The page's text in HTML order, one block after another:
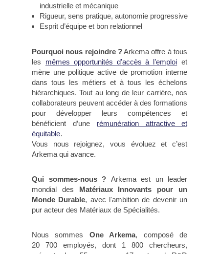
industrielle et mécanique
Rigueur, sens pratique, autonomie progressive
Esprit d’équipe et bon relationnel
Pourquoi nous rejoindre ?Arkema offre à tous
les
mêmes opportunités d’accès à l’emploi et
mène une politique active de promotion interne
dans tous les métiers et à tous les échelons
hiérarchiques. Tout au long de leur carrière, nos
collaborateurs peuvent accéder à des formations
pour développer leurs compétences et
bénéficient d’une
rémunération attractive et
équitable.
Vous nous rejoignez, vous évoluez et c’est
Arkema qui avance.
Qui sommes-nous ? Arkema est un leader
mondial des Matériaux Innovants pour un
Monde Durable, avec l'ambition de devenir un
pur acteur des Matériaux de Spécialités.
Nous sommes One Arkema, composé de
20 700 employés, dont 1 800 chercheurs,